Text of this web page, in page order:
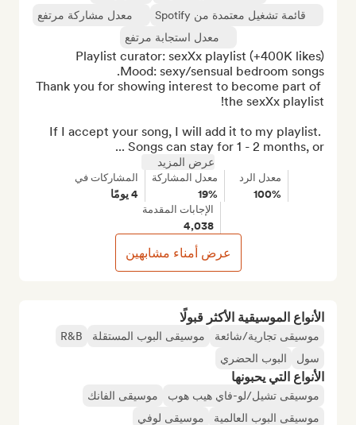
الأنواع الموسيقية الأكثر قبولًا
موسيقى تجارية/شائعة موسيقى البوب المستقلة
R&B
سول
البوب الحضري
الأنواع التي يحبونها
موسيقى تشيل/لو-فاي هيب هوب
موسيقى الفانك
موسيقى البوب العالمية
موسيقى لوفي
قائمة تشغيل معتمدة من Spotify
معدل مشاركة مرتفع
معدل استجابة مرتفع
Thank you for showing interest to become part of
If I accept your song, I will add it to my playlist.
Songs can stay for 1 - 2 months, or ...
عرض المزيد
معدل الرد
100%
معدل المشاركة
19%
المشاركات في
4 يومًا
الإجابات المقدمة
4,038
عرض أمناء مشابهين